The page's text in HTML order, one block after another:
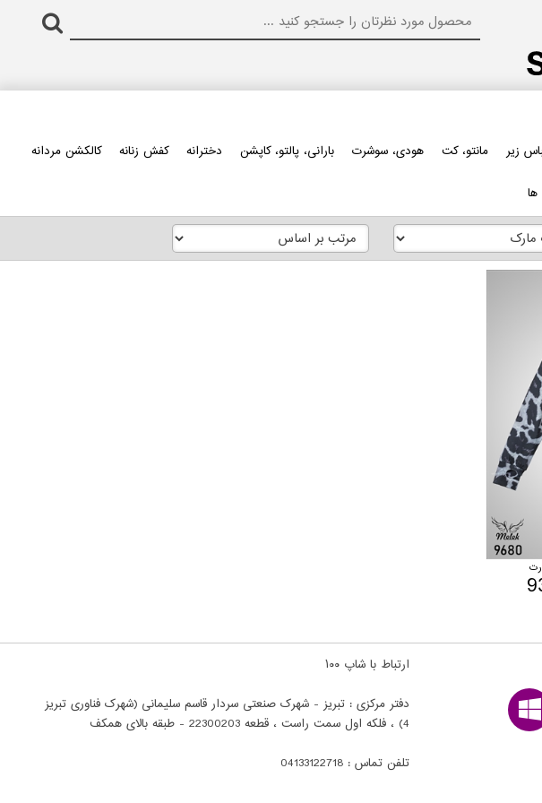
زیر مانتو، کت هودی، سوشرت بارانی، پالتو، کاپشن دخترانه کفش زنانه کالکشن مردانه
ارتباط با شاپ ۱۰۰
دفتر مرکزی : تبریز - شهرک صنعتی سردار قاسم سلیمانی (شهرک فناوری تبریز
4) ، فلکه اول سمت راست ، قطعه 22300203 - طبقه بالای همکف
تلفن تماس : 04133122718